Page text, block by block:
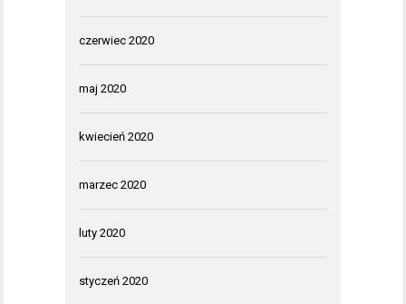
czerwiec 2020
maj 2020
kwiecień 2020
marzec 2020
luty 2020
styczeń 2020